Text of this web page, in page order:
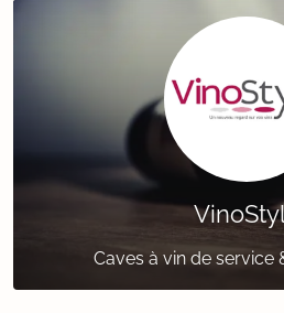
Caves à vin de service